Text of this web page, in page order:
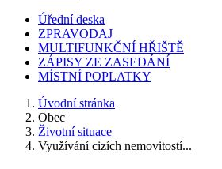
Úřední deska
ZPRAVODAJ
MULTIFUNKČNÍ HŘIŠTĚ
ZÁPISY ZE ZASEDÁNÍ
MÍSTNÍ POPLATKY
Úvodní stránka
Obec
Životní situace
Využívání cizích nemovitostí...